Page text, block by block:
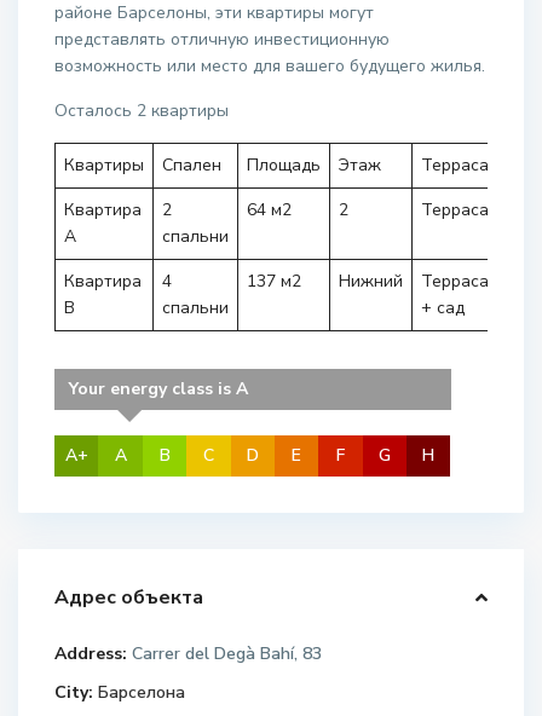
районе Барселоны, эти квартиры могут
представлять отличную инвестиционную
возможность или место для вашего будущего жилья.
Осталось 2 квартиры
Квартиры Спален Площадь Этаж Терраса
Квартира
A
2
спальни
64 м2 2 Терраса
Квартира
B
4
спальни
137 м2 Нижний
Терраса
+ сад
A+
Your energy class is A
A B C D E F G H
Адрес объекта
Address: Carrer del Degà Bahí, 83
City: Барселона